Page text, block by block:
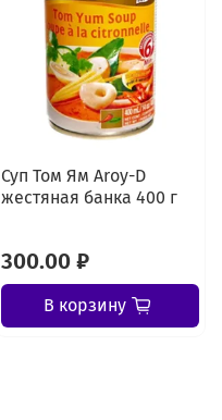
Суп Том Ям Aroy-D
жестяная банка 400 г
300.00 ₽
В корзину